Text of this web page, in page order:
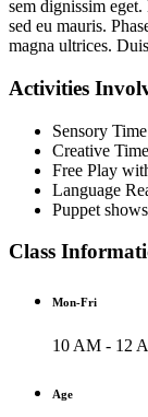
sem dignissim
sed eu mauris.
magna ultrices.
Activities
Sensory Time
Creative Time
Free Play
Language
Puppet
Class
Mon-Fri
10 AM - 12
Age